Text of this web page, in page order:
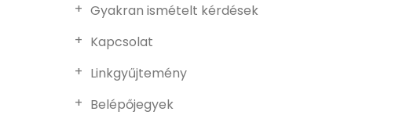
Gyakran ismételt kérdések
Kapcsolat
Linkgyűjtemény
Belépőjegyek